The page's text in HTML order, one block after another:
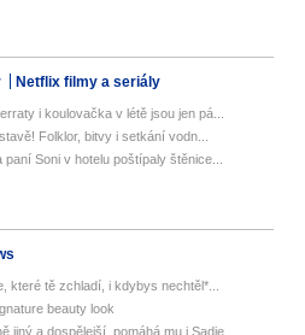
Netflix filmy a seriály
i koulovačka v létě jsou jen pá...
Folklor, bitvy i setkání vodn...
Soni v hotelu poštípaly štěnice...
které tě zchladí, i kdybys nechtěl*...
beauty look
jiný a dospělejší, pomáhá mu i Sadie...